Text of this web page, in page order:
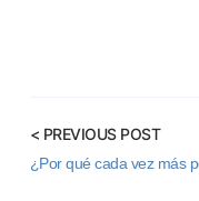
< PREVIOUS POST